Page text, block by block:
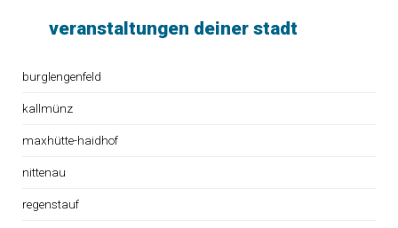
veranstaltungen deiner stadt
burglengenfeld
kallmünz
maxhütte-haidhof
nittenau
regenstauf